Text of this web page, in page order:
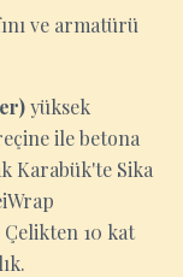
ve armatürü
yüksek
ile betona
Karabük'te Sika
Çelikten 10 kat